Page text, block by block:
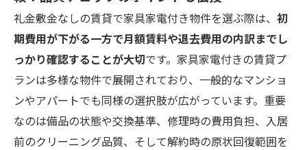
礼金敷金なしの賃貸で家具家電付き物件を選ぶ際は、 初
期費用が下がる一方で月額賃料や退去費用の内訳までし
っかり確認することが大切です。家具家電付きの賃貸プ
ランは多様な物件で展開されており、一般的なマンショ
ンやアパートでも同様の選択肢が広がっています。重要
なのは備品の状態や交換基準、修理時の費用負担、入居
前のクリーニング品質、そして解約時の原状回復範囲を